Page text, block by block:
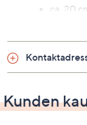
ca. 20
Gewicht
ca. 600
Material
Kunden